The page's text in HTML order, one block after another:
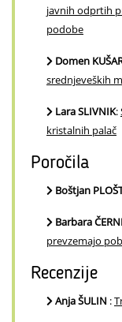
javnih odprtih
podobe
Domen
srednjeveških
Lara SLIVNIK:
kristalnih palač
Poročila
Boštjan
Barbara
prevzemajo
Recenzije
Anja ŠULIN :